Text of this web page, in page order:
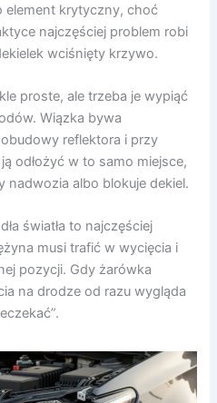
element krytyczny, choć
najczęściej problem robi
wciśnięty krzywo.
proste, ale trzeba je wypiąć
Wiązka bywa
reflektora i przy
odłożyć w to samo miejsce,
nadwozia albo blokuje dekiel.
światła to najczęściej
musi trafić w wycięcia i
pozycji. Gdy żarówka
na drodze od razu wygląda